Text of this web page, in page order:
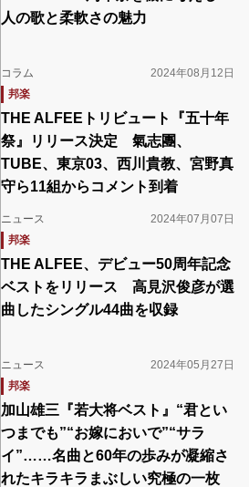
人の歌と柔軟さの魅力
コラム
2024年08月12日
邦楽
THE ALFEEトリビュート『五十年
祭』リリース決定 氣志團、
TUBE、東京03、西川貴教、宮野真
守ら11組からコメント到着
ニュース
2024年07月07日
邦楽
THE ALFEE、デビュー50周年記念
ベストをリリース 高見沢俊彦が選
曲したシングル44曲を収録
ニュース
2024年05月27日
邦楽
加山雄三『若大将ベスト』“君とい
つまでも”“お嫁においで”“サラ
イ”……名曲と60年の歩みが凝縮さ
れたキラキラまぶしい究極の一枚